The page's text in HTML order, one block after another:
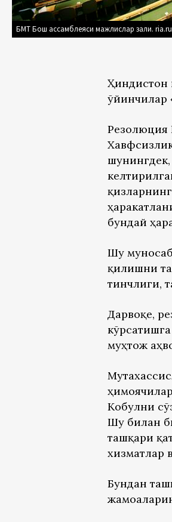
БМТ Бош ассамблеяси мажлислар зали.
Ҳиндистон
ўйинчилар
Резолюция
бундай
Шу
қилишни
тинчлиги,
Дарвоқе,
муҳтож
Кобулни
Шу билан
ташқари
хизматлар
Бундан